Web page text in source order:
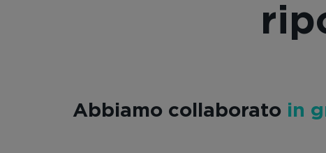
Abbiamo collaborato in